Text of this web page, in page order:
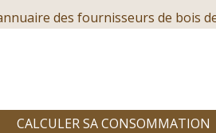
des fournisseurs de bois
CALCULER SA CONSOMMATION